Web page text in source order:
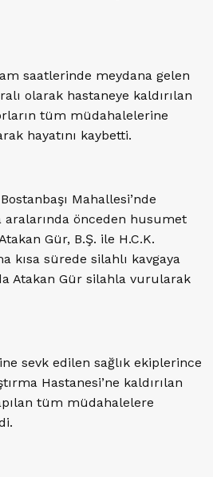
saatlerinde meydana gelen
olarak hastaneye kaldırılan
tüm müdahalelerine
hayatını kaybetti.
Mahallesi’nde
aralarında önceden husumet
Gür, B.Ş. ile H.C.K.
kısa sürede silahlı kavgaya
Atakan Gür silahla vurularak
sevk edilen sağlık ekiplerince
Hastanesi’ne kaldırılan
tüm müdahalelere